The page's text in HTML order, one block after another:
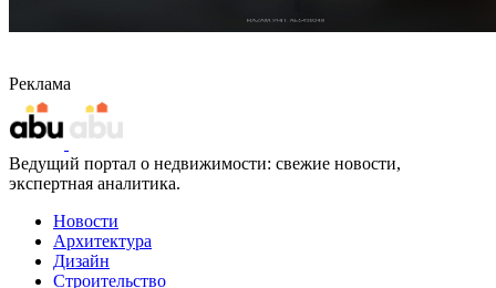
Реклама
Ведущий портал о недвижимости: свежие новости,
экспертная аналитика.
Новости
Архитектура
Дизайн
Строительство